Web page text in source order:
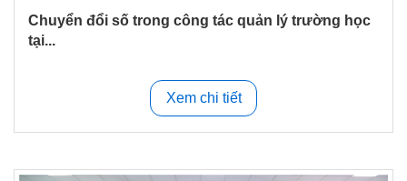
Chuyển đổi số trong công tác quản lý trường học
tại...
Xem chi tiết